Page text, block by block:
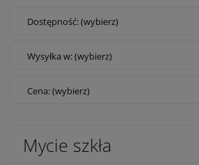
Dostępność: (wybierz)
Wysyłka w: (wybierz)
Cena: (wybierz)
Mycie szkła